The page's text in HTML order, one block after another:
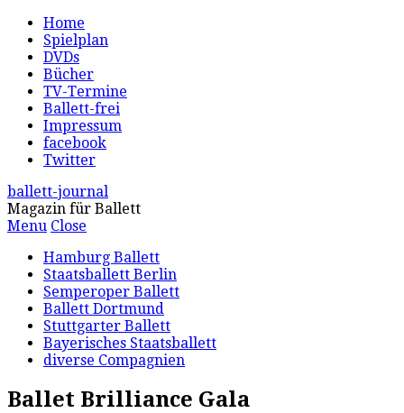
Home
Spielplan
DVDs
Bücher
TV-Termine
Ballett-frei
Impressum
facebook
Twitter
ballett-journal
Magazin für Ballett
Menu Close
Hamburg Ballett
Staatsballett Berlin
Semperoper Ballett
Ballett Dortmund
Stuttgarter Ballett
Bayerisches Staatsballett
diverse Compagnien
Ballet Brilliance Gala